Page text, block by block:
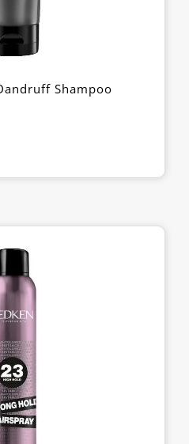
Shampoo